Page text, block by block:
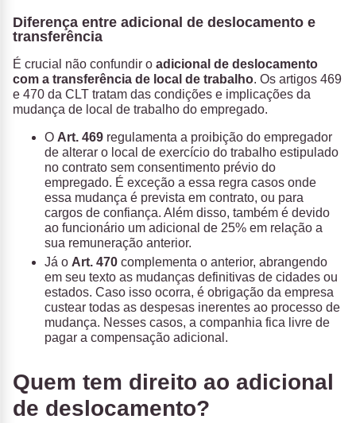
Diferença entre adicional de deslocamento e
transferência
É crucial não confundir o adicional de deslocamento
com a transferência de local de trabalho. Os artigos 469
e 470 da CLT tratam das condições e implicações da
mudança de local de trabalho do empregado.
O Art. 469 regulamenta a proibição do empregador
de alterar o local de exercício do trabalho estipulado
no contrato sem consentimento prévio do
empregado. É exceção a essa regra casos onde
essa mudança é prevista em contrato, ou para
cargos de confiança. Além disso, também é devido
ao funcionário um adicional de 25% em relação a
sua remuneração anterior.
Já o Art. 470 complementa o anterior, abrangendo
em seu texto as mudanças definitivas de cidades ou
estados. Caso isso ocorra, é obrigação da empresa
custear todas as despesas inerentes ao processo de
mudança. Nesses casos, a companhia fica livre de
pagar a compensação adicional.
Quem tem direito ao adicional
de deslocamento?